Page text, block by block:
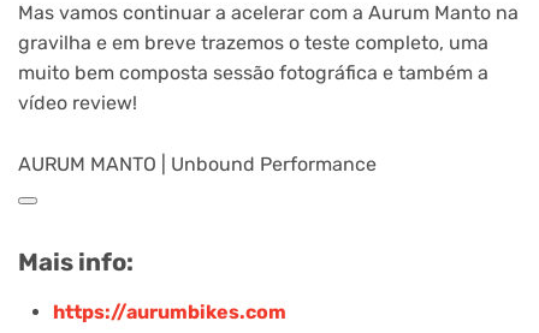
Mas vamos continuar a acelerar com a Aurum Manto na
gravilha e em breve trazemos o teste completo, uma
muito bem composta sessão fotográfica e também a
vídeo review!
AURUM MANTO | Unbound Performance
Mais info:
https://aurumbikes.com